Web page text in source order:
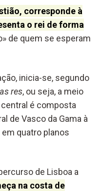
corresponde à
o rei de forma
de quem se esperam
inicia-se, segundo
res, ou seja, a meio
é composta
de Vasco da Gama à
em quatro planos
de Lisboa a
na costa de